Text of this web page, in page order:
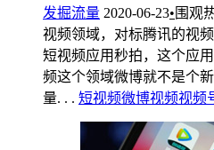
发掘流量 2020-06-23• 围观
视频领域，对标腾讯的视
短视频应用秒拍，这个应
频这个领域微博就不是个
量. . . 短视频微博视频视频